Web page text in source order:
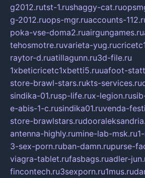
g2012.rutst-1.rushaggy-cat.ru
g-2012.ruops-mgr.ruaccounts-
poka-vse-doma2.ruairgungames.ru
tehosmotre.ruvarieta-yug.ru
raytor-d.ruatillagunn.ru3d-file.ru
1xbeticricetc1xbetti5.ruuafoot-
store-brawl-stars.rukts-services.ru
sindika-01.rusp-life.rux-legion.ru
e-abis-1-c.rusindika01.ruvenda-
store-brawlstars.ru
antenna-highly.rumine-lab-msk.ru
3-sex-porn.ruban-damn.rupurse-
viagra-tablet.rufasbags.ruadler-
fincontech.ru3sexporn.ru1mus.ru